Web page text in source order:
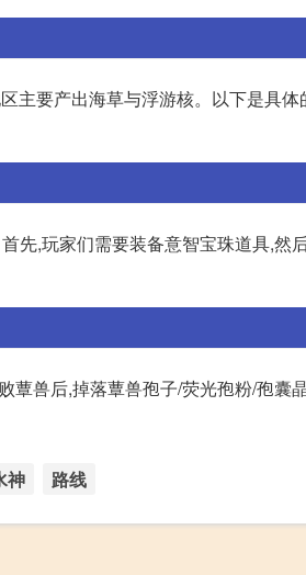
主要产出海草与浮游核。以下是具
先,玩家们需要装备意智宝珠道具,然
兽后,掉落蕈兽孢子/荧光孢粉/孢囊
神 路线